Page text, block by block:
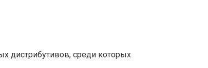
дистрибутивов, среди которых